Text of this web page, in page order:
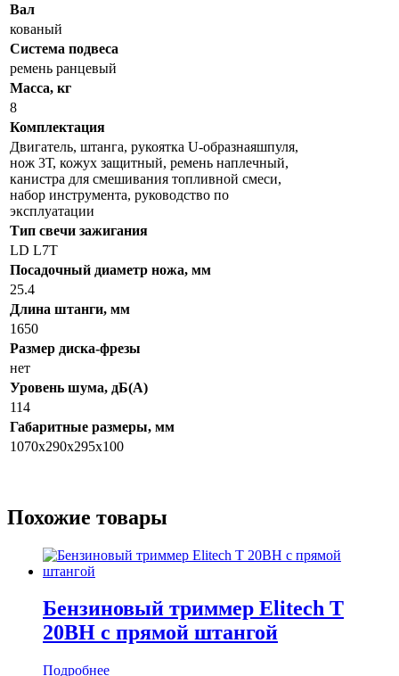
Вал
кованый
Система подвеса
ремень ранцевый
Масса, кг
8
Комплектация
Двигатель, штанга, рукоятка U-образнаяшпуля,
нож 3Т, кожуx защитный, ремень наплечный,
канистра для смешивания топливной смеси,
набор инструмента, руководство по
эксплуатации
Тип свечи зажигания
LD L7T
Посадочный диаметр ножа, мм
25.4
Длина штанги, мм
1650
Размер диска-фрезы
нет
Уровень шума, дБ(А)
114
Габаритные размеры, мм
1070x290x295x100
Похожие товары
Бензиновый триммер Elitech T
20ВН с прямой штангой
Подробнее